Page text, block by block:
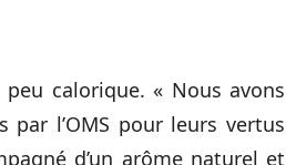
calorique. « Nous avons
l’OMS pour leurs vertus
d’un arôme naturel et